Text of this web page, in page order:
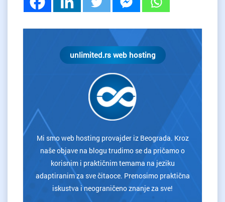
unlimited.rs web hosting
Mi smo web hosting provajder iz Beograda. Kroz
naše objave na blogu trudimo se da pričamo o
korisnim i praktičnim temama na jeziku
adaptiranim za sve čitaoce. Prenosimo praktična
iskustva i neograničeno znanje za sve!